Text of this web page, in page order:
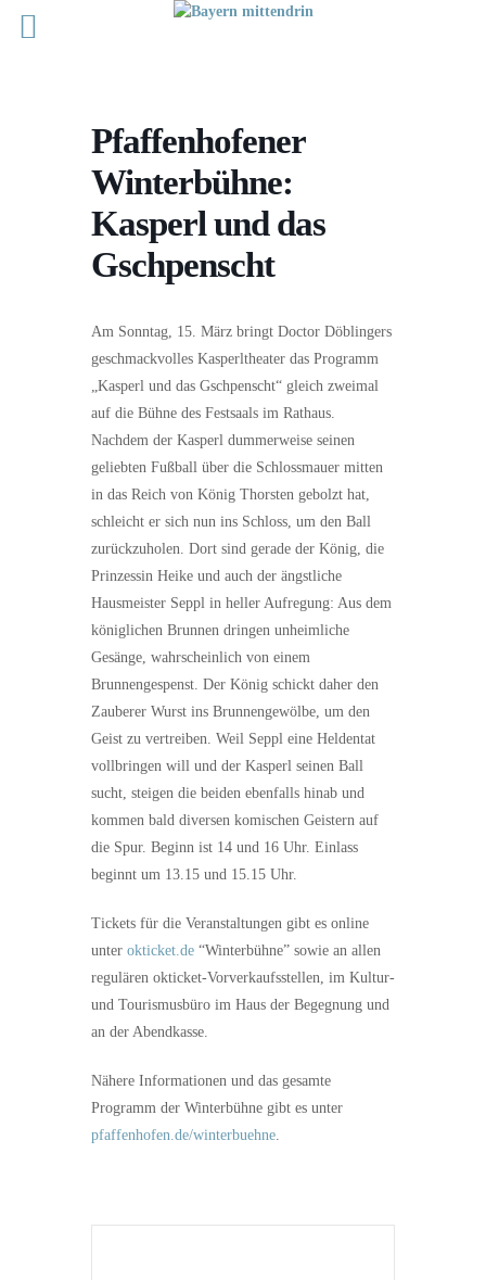
Pfaffenhofener
Winterbühne:
Kasperl und das
Gschpenscht
Am Sonntag, 15. März bringt Doctor Döblingers
geschmackvolles Kasperltheater das Programm
„Kasperl und das Gschpenscht“ gleich zweimal
auf die Bühne des Festsaals im Rathaus.
Nachdem der Kasperl dummerweise seinen
geliebten Fußball über die Schlossmauer mitten
in das Reich von König Thorsten gebolzt hat,
schleicht er sich nun ins Schloss, um den Ball
zurückzuholen. Dort sind gerade der König, die
Prinzessin Heike und auch der ängstliche
Hausmeister Seppl in heller Aufregung: Aus dem
königlichen Brunnen dringen unheimliche
Gesänge, wahrscheinlich von einem
Brunnengespenst. Der König schickt daher den
Zauberer Wurst ins Brunnengewölbe, um den
Geist zu vertreiben. Weil Seppl eine Heldentat
vollbringen will und der Kasperl seinen Ball
sucht, steigen die beiden ebenfalls hinab und
kommen bald diversen komischen Geistern auf
die Spur. Beginn ist 14 und 16 Uhr. Einlass
beginnt um 13.15 und 15.15 Uhr.
Tickets für die Veranstaltungen gibt es online
unter okticket.de “Winterbühne” sowie an allen
regulären okticket-Vorverkaufsstellen, im Kultur-
und Tourismusbüro im Haus der Begegnung und
an der Abendkasse.
Nähere Informationen und das gesamte
Programm der Winterbühne gibt es unter
pfaffenhofen.de/winterbuehne.